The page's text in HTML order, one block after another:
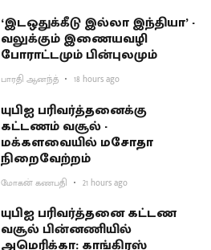
‘இடஒதுக்கீடு இல்லா இந்தியா’ -
வலுக்கும் இணையவழி
போராட்டமும் பின்புலமும்
பாரதி ஆனந்த் 18 hours ago
யுபிஐ பரிவர்த்தனைக்கு
கட்டணம் வசூல் -
மக்களவையில் மசோதா
நிறைவேற்றம்
மோகன் கணபதி 21 hours ago
யுபிஐ பரிவர்த்தனை கட்டண
வசூல் பின்னணியில்
அமெரிக்கா: காங்கிரஸ்